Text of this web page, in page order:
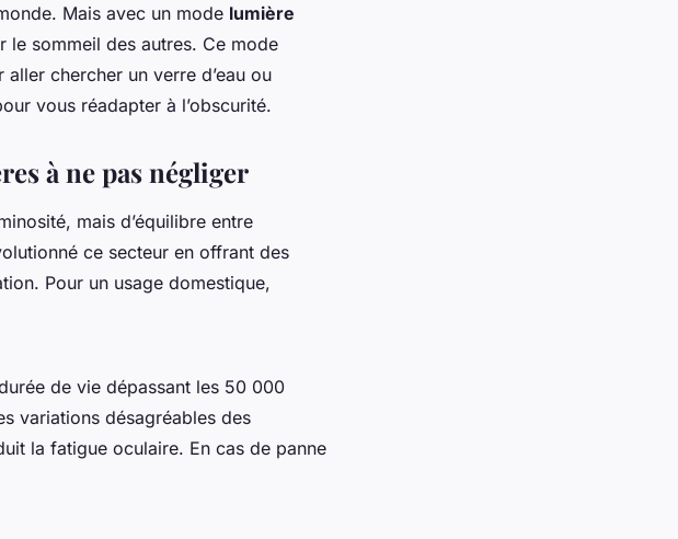
Mais avec un mode lumière
le sommeil des autres. Ce mode
chercher un verre d’eau ou
vous réadapter à l’obscurité.
à ne pas négliger
mais d’équilibre entre
ce secteur en offrant des
Pour un usage domestique,
de vie dépassant les 50 000
variations désagréables des
la fatigue oculaire. En cas de panne